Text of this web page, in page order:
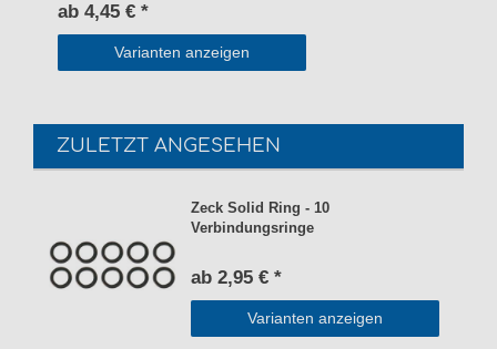
ab 4,45 € *
Varianten anzeigen
ZULETZT ANGESEHEN
Zeck Solid Ring - 10
Verbindungsringe
ab 2,95 € *
Varianten anzeigen